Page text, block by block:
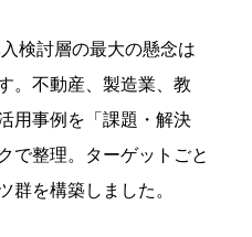
検討層の最大の懸念は
。不動産、製造業、教
用事例を「課題・解決
で整理。ターゲットごと
群を構築しました。